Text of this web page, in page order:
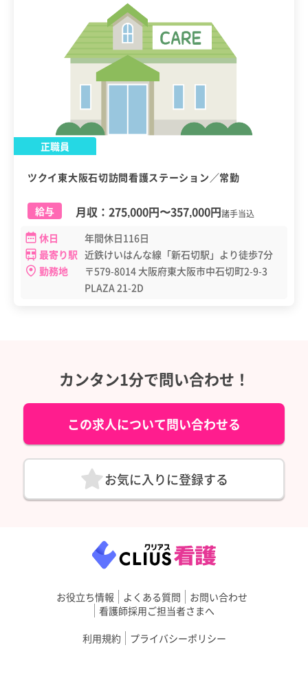
正職員
ツクイ東大阪石切訪問看護ステーション／常勤
給与 月収： 275,000円〜357,000円諸手当込
休日
年間休日116日
最寄り駅 近鉄けいはんな線「新石切駅」より徒歩7分
勤務地
〒579-8014 大阪府東大阪市中石切町2-9-3
PLAZA 21-2D
カンタン1分で問い合わせ！
この求人について問い合わせる
お気に入りに登録する
お役立ち情報 よくある質問
お問い合わせ
看護師採用ご担当者さまへ
利用規約
プライバシーポリシー